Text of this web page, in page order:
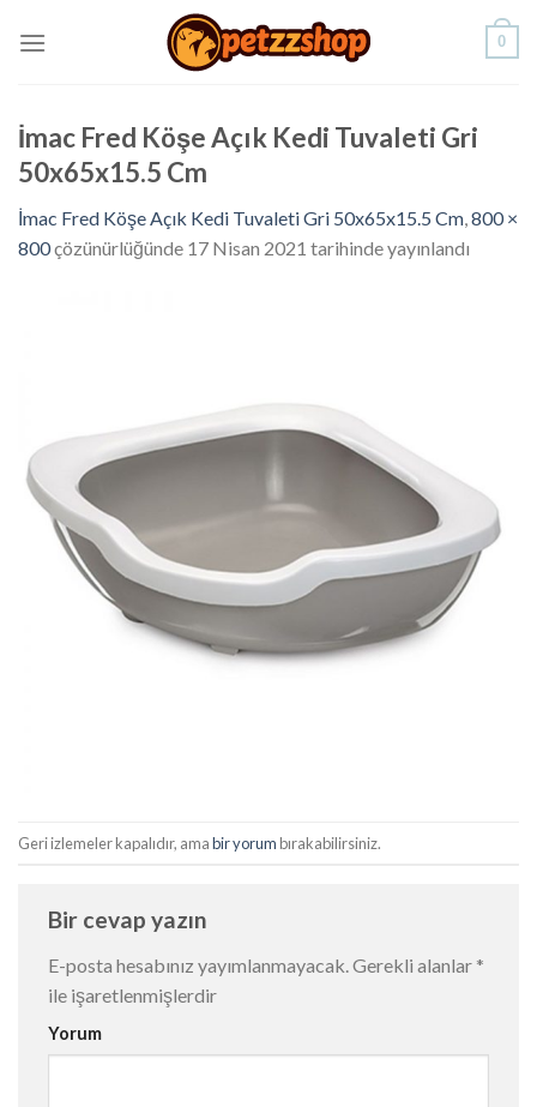
0
İmac Fred Köşe Açık Kedi Tuvaleti Gri
50x65x15.5 Cm
İmac Fred Köşe Açık Kedi Tuvaleti Gri 50x65x15.5 Cm,800 ×
800çözünürlüğünde 17 Nisan 2021 tarihinde yayınlandı
Geri izlemeler kapalıdır, amabir yorumbırakabilirsiniz.
Bir cevap yazın
E-posta hesabınız yayımlanmayacak.Gerekli alanlar *
ile işaretlenmişlerdir
Yorum